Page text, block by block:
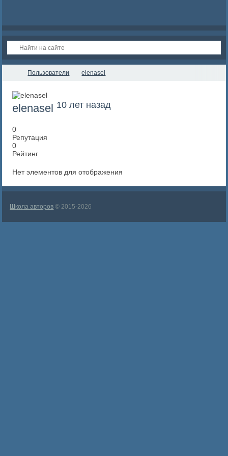
Пользователи elenasel
elenasel 10 лет назад
0
Репутация
0
Рейтинг
Нет элементов для отображения
Школа авторов © 2015-2026